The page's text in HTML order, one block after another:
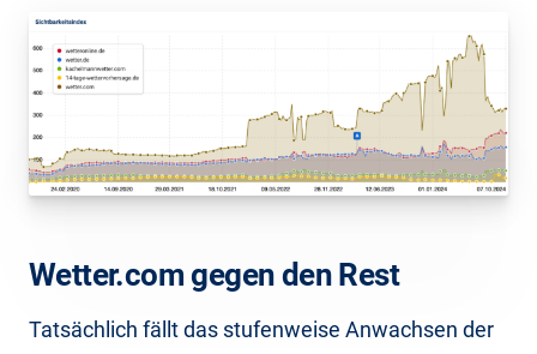
Wetter.com gegen den Rest
Tatsächlich fällt das stufenweise Anwachsen der